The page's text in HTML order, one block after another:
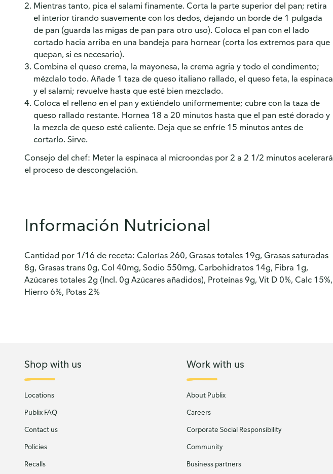
Mientras tanto, pica el salami finamente. Corta la parte superior del pan; retira
el interior tirando suavemente con los dedos, dejando un borde de 1 pulgada
de pan (guarda las migas de pan para otro uso). Coloca el pan con el lado
cortado hacia arriba en una bandeja para hornear (corta los extremos para que
quepan, si es necesario).
Combina el queso crema, la mayonesa, la crema agria y todo el condimento;
mézclalo todo. Añade 1 taza de queso italiano rallado, el queso feta, la espinaca
y el salami; revuelve hasta que esté bien mezclado.
Coloca el relleno en el pan y extiéndelo uniformemente; cubre con la taza de
queso rallado restante. Hornea 18 a 20 minutos hasta que el pan esté dorado y
la mezcla de queso esté caliente. Deja que se enfríe 15 minutos antes de
cortarlo. Sirve.
Consejo del chef: Meter la espinaca al microondas por 2 a 2 1/2 minutos acelerará
el proceso de descongelación.
Información Nutricional
Cantidad por 1/16 de receta: Calorías 260, Grasas totales 19g, Grasas saturadas
8g, Grasas trans 0g, Col 40mg, Sodio 550mg, Carbohidratos 14g, Fibra 1g,
Azúcares totales 2g (Incl. 0g Azúcares añadidos), Proteínas 9g, Vit D 0%, Calc 15%,
Hierro 6%, Potas 2%
Shop with us
Locations
Publix FAQ
Contact us
Policies
Recalls
Work with us
About Publix
Careers
Corporate Social Responsibility
Community
Business partners